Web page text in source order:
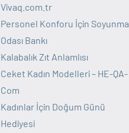
Vivaq.com.tr
Personel Konforu İçin Soyunma
Odası Bankı
Kalabalık Zıt Anlamlısı
Ceket Kadın Modelleri – HE-QA-
Com
Kadınlar İçin Doğum Günü
Hediyesi